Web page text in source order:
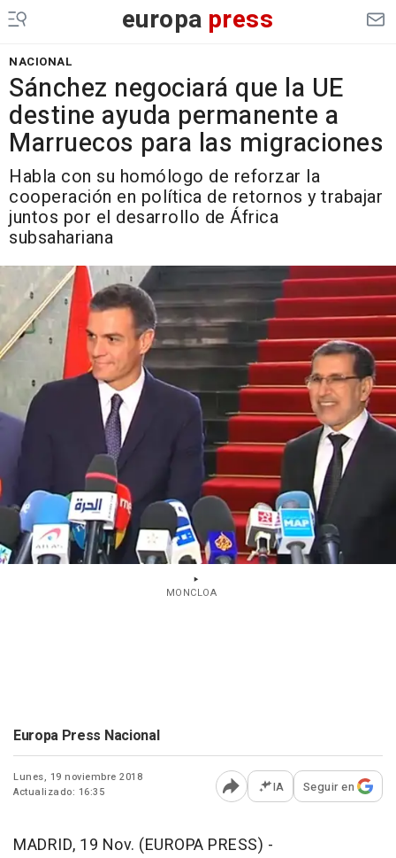
europa press
NACIONAL
Sánchez negociará que la UE
destine ayuda permanente a
Marruecos para las migraciones
Habla con su homólogo de reforzar la
cooperación en política de retornos y trabajar
juntos por el desarrollo de África
subsahariana
MONCLOA
Europa Press Nacional
Lunes, 19 noviembre 2018
Actualizado: 16:35
Abrir opciones para
IA Seguir en
MADRID, 19 Nov. (EUROPA PRESS) -